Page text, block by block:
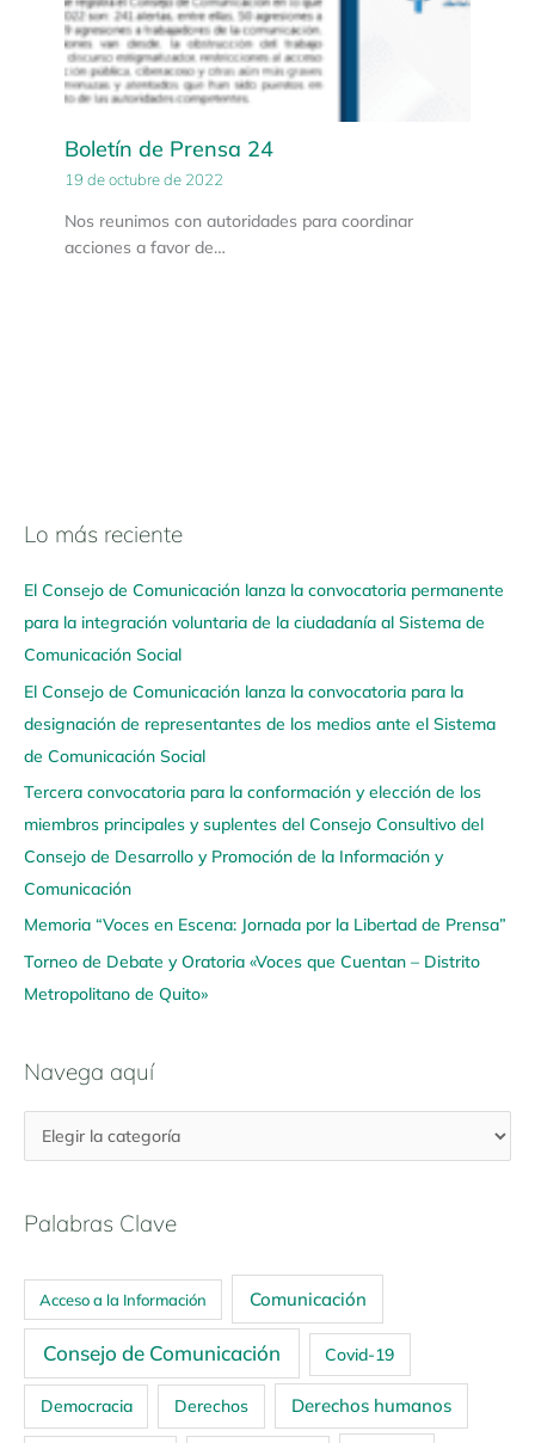
Boletín de Prensa 24
19 de octubre de 2022
Nos reunimos con autoridades para coordinar
acciones a favor de…
Lo más reciente
El Consejo de Comunicación lanza la convocatoria permanente
para la integración voluntaria de la ciudadanía al Sistema de
Comunicación Social
El Consejo de Comunicación lanza la convocatoria para la
designación de representantes de los medios ante el Sistema
de Comunicación Social
Tercera convocatoria para la conformación y elección de los
miembros principales y suplentes del Consejo Consultivo del
Consejo de Desarrollo y Promoción de la Información y
Comunicación
Memoria “Voces en Escena: Jornada por la Libertad de Prensa”
Torneo de Debate y Oratoria «Voces que Cuentan – Distrito
Metropolitano de Quito»
Navega aquí
N
v
e
g
a
a
q
u
í
Palabras Clave
Acceso a la Información Comunicación
Consejo de Comunicación Covid-19
Democracia Derechos Derechos humanos